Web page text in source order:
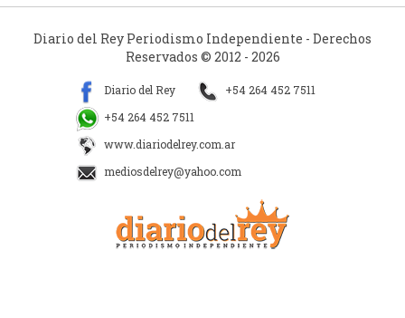
Diario del Rey Periodismo Independiente - Derechos
Reservados © 2012 - 2026
Diario del Rey
+54 264 452 7511
+54 264 452 7511
www.diariodelrey.com.ar
mediosdelrey@yahoo.com